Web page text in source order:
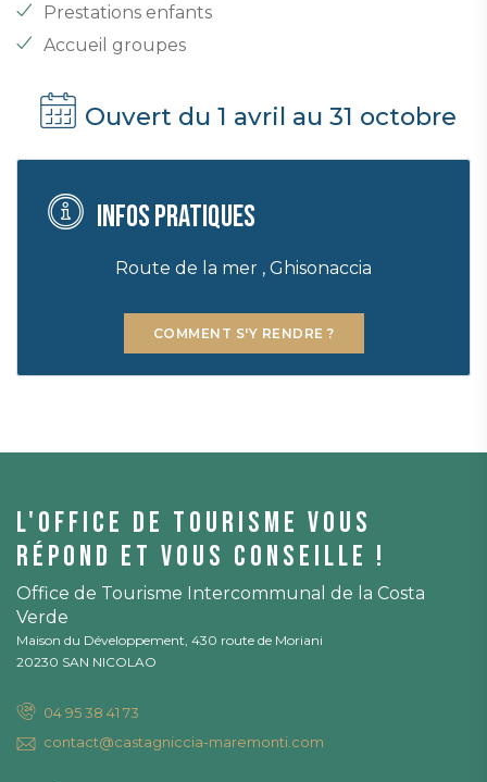
Prestations enfants
Accueil groupes
Ouvert du 1 avril au 31 octobre
Infos pratiques
Route de la mer , Ghisonaccia
COMMENT S'Y RENDRE ?
L'office de tourisme vous
répond et vous conseille !
Office de Tourisme Intercommunal de la Costa
Verde
Maison du Développement, 430 route de Moriani
20230 SAN NICOLAO
04 95 38 41 73
contact@castagniccia-maremonti.com